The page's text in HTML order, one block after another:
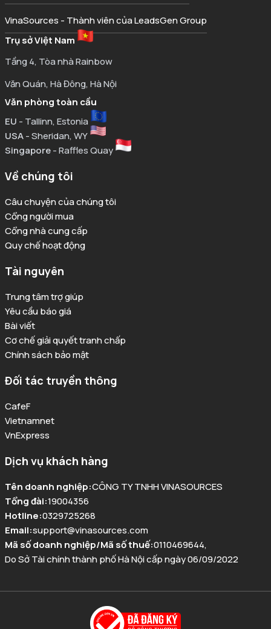
VinaSources - Thành viên của LeadsGen Group
Trụ sở Việt Nam
Tầng 4, Tòa nhà Rainbow
Văn Quán, Hà Đông, Hà Nội
Văn phòng toàn cầu
EU - Tallinn, Estonia
USA- Sheridan, WY
Singapore- Raffles Quay
Về chúng tôi
Câu chuyện của chúng tôi
Cổng người mua
Cổng nhà cung cấp
Quy chế hoạt động
Tài nguyên
Trung tâm trợ giúp
Yêu cầu báo giá
Bài viết
Cơ chế giải quyết tranh chấp
Chính sách bảo mật
Đối tác truyền thông
CafeF
Vietnamnet
VnExpress
Dịch vụ khách hàng
Tên doanh nghiệp:CÔNG TY TNHH VINASOURCES
Tổng đài:19004356
Hotline:0329725268
Email:support@vinasources.com
Mã số doanh nghiệp/Mã số thuế:0110469644,
Do Sở Tài chính thành phố Hà Nội cấp ngày 06/09/2022